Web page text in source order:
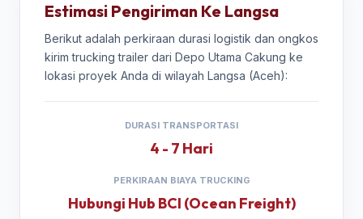
Estimasi Pengiriman Ke Langsa
Berikut adalah perkiraan durasi logistik dan ongkos
kirim trucking trailer dari Depo Utama Cakung ke
lokasi proyek Anda di wilayah Langsa (Aceh):
DURASI TRANSPORTASI
4 - 7 Hari
PERKIRAAN BIAYA TRUCKING
Hubungi Hub BCI (Ocean Freight)